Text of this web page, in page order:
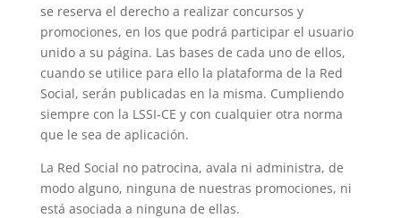
se reserva el derecho a realizar concursos y
promociones, en los que podrá participar el usuario
unido a su página. Las bases de cada uno de ellos,
cuando se utilice para ello la plataforma de la Red
Social, serán publicadas en la misma. Cumpliendo
siempre con la LSSI-CE y con cualquier otra norma
que le sea de aplicación.
La Red Social no patrocina, avala ni administra, de
modo alguno, ninguna de nuestras promociones, ni
está asociada a ninguna de ellas.